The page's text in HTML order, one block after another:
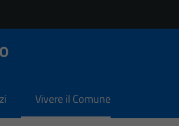
Vivere il Comune